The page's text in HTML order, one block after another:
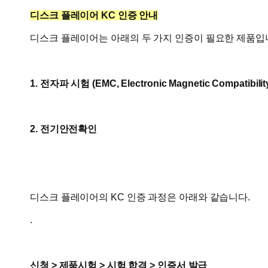
디스크 플레이어 KC 인증 안내
디스크 플레이어는 아래의 두 가지 인증이 필요한 제품입
1. 전자파 시험 (EMC, Electronic Magnetic
2. 전기안전확인
디스크 플레이어의 KC 인증 과정은 아래와 같습니다.
.
신청 > 제품시험 > 시험 합격 > 인증서 발급